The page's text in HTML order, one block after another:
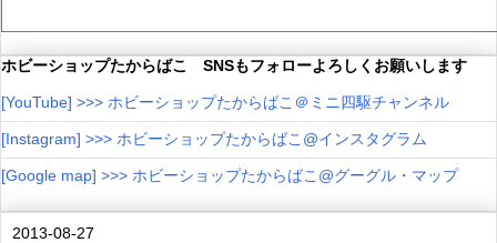
ホビーショップたからばこ SNSもフォローよろしくお願いします
[YouTube] >>> ホビーショップたからばこ＠ミニ四駆チャンネル
[Instagram] >>> ホビーショップたからばこ@インスタグラム
[Google map] >>> ホビーショップたからばこ@グーグル・マップ
2013-08-27